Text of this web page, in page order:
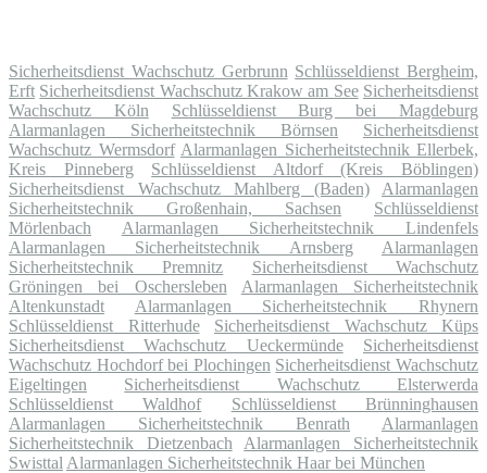
Sicherheitsdienst Wachschutz Gerbrunn Schlüsseldienst Bergheim,
Erft Sicherheitsdienst Wachschutz Krakow am See Sicherheitsdienst
Wachschutz Köln
Schlüsseldienst Burg bei Magdeburg
Alarmanlagen Sicherheitstechnik Börnsen
Sicherheitsdienst
Wachschutz Wermsdorf Alarmanlagen Sicherheitstechnik Ellerbek,
Kreis Pinneberg
Schlüsseldienst Altdorf (Kreis Böblingen)
Sicherheitsdienst Wachschutz Mahlberg (Baden)
Alarmanlagen
Sicherheitstechnik Großenhain, Sachsen
Schlüsseldienst
Mörlenbach
Alarmanlagen Sicherheitstechnik Lindenfels
Alarmanlagen Sicherheitstechnik Arnsberg
Alarmanlagen
Sicherheitstechnik Premnitz
Sicherheitsdienst Wachschutz
Gröningen bei Oschersleben
Alarmanlagen Sicherheitstechnik
Altenkunstadt
Alarmanlagen Sicherheitstechnik Rhynern
Schlüsseldienst Ritterhude
Sicherheitsdienst Wachschutz Küps
Sicherheitsdienst Wachschutz Ueckermünde
Sicherheitsdienst
Wachschutz Hochdorf bei Plochingen Sicherheitsdienst Wachschutz
Eigeltingen
Sicherheitsdienst Wachschutz Elsterwerda
Schlüsseldienst Waldhof
Schlüsseldienst Brünninghausen
Alarmanlagen Sicherheitstechnik Benrath
Alarmanlagen
Sicherheitstechnik Dietzenbach
Alarmanlagen Sicherheitstechnik
Swisttal Alarmanlagen Sicherheitstechnik Haar bei München